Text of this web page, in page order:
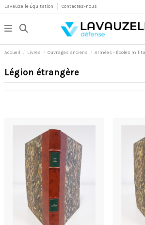
Lavauzelle Équitation Contactez-nous
Accueil Livres Ouvrages anciens Armées - Écoles
Légion étrangère